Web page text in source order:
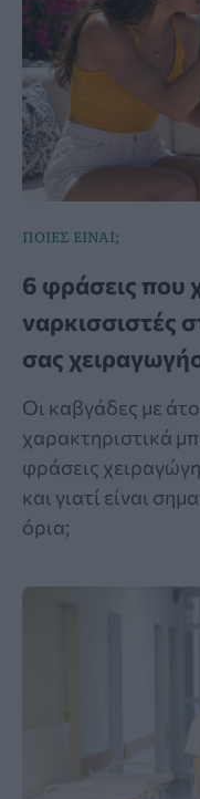
ΠΟΙΕΣ ΕΙΝΑΙ;
6 φράσεις που
ναρκισσιστές
σας
Οι καβγάδες με
χαρακτηριστικά
φράσεις
και γιατί είναι
όρια;